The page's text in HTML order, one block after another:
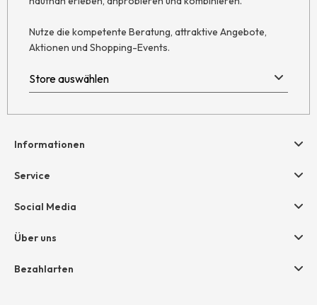
Nutze die kompetente Beratung, attraktive Angebote,
Aktionen und Shopping-Events.
Informationen
Hilfe & Kontakt
AGB
Widerruf
Impressum
Service
Geschenkgutscheine
Größentabelle
Social Media
Über uns
Unternehmen
Bezahlarten